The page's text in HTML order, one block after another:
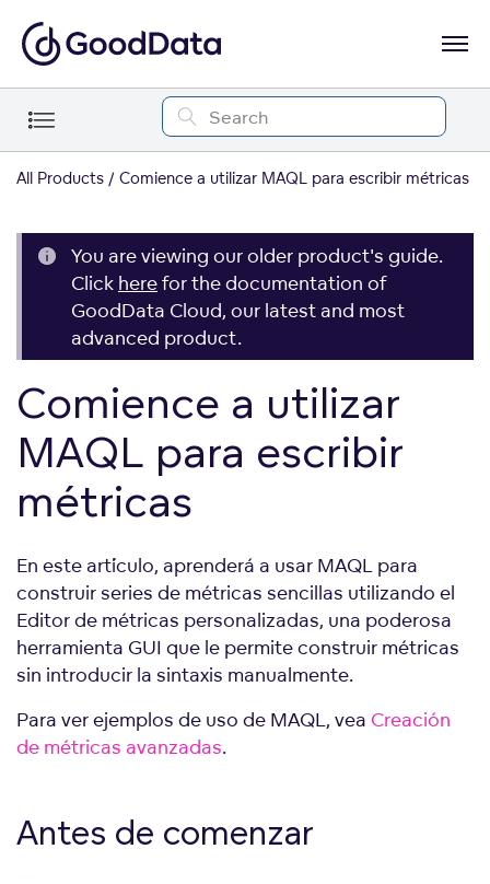
All Products Comience a utilizar MAQL para escribir métricas
You are viewing our older product's guide.
Click herefor the documentation of
GoodData Cloud, our latest and most
advanced product.
Comience a utilizar
MAQL para escribir
métricas
En este artículo, aprenderá a usar MAQL para
construir series de métricas sencillas utilizando el
Editor de métricas personalizadas, una poderosa
herramienta GUI que le permite construir métricas
sin introducir la sintaxis manualmente.
Para ver ejemplos de uso de MAQL, vea Creación
de métricas avanzadas.
Antes de comenzar